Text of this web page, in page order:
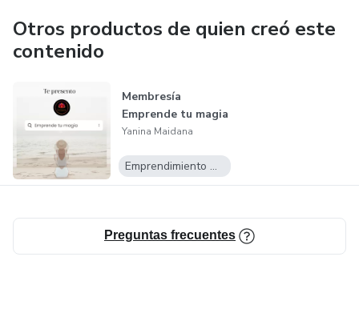
Buena vida y gracias por confiar en mi
Otros productos de quien creó este
contenido
Membresía
Emprende tu magia
Yanina Maidana
Emprendimiento Digital
Preguntas frecuentes